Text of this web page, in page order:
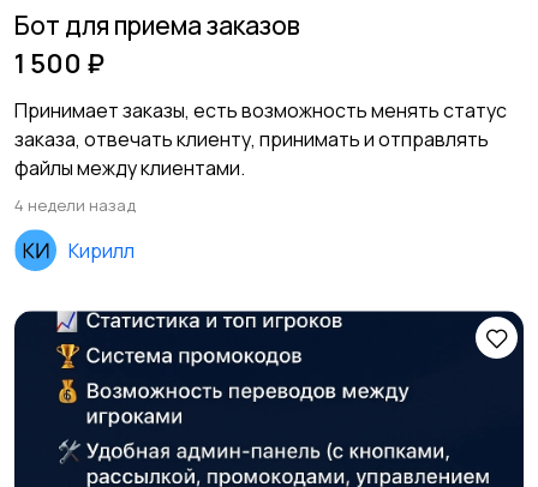
Бот для приема заказов
1 500 ₽
Принимает заказы, есть возможность менять статус
заказа, отвечать клиенту, принимать и отправлять
файлы между клиентами.
4 недели назад
Кирилл